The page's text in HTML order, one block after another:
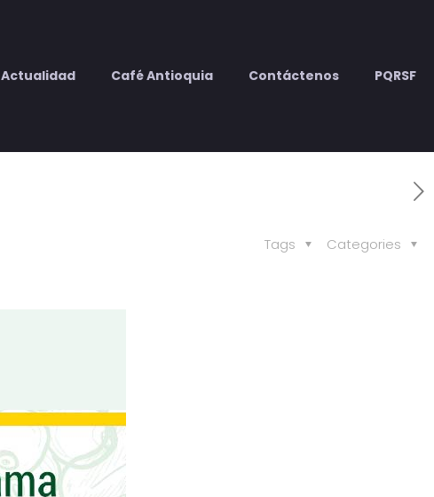
Actualidad Café Antioquia Contáctenos PQRSF
Categories
Tags